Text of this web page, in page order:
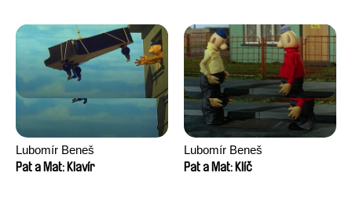
Lubomír Beneš
Pat a Mat: Klavír
Lubomír Beneš
Pat a Mat: Klíč